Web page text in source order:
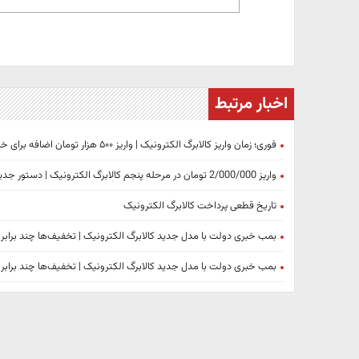
اخبار مرتبط
فوری؛ زمان واریز کالابرگ الکترونیک | واریز ۵۰۰ هزار تومان اضافه برای خانوارهای کم‌درآمد
واریز 2/000/000 تومان در مرحله پنجم کالابرگ الکترونیک | دستور جدید پزشکیان در حوزه معیشت
تاریخ قطعی پرداخت کالابرگ الکترونیک
بمب خبری دولت با مدل جدید کالابرگ الکترونیک | تخفیف‌ها چند
بمب خبری دولت با مدل جدید کالابرگ الکترونیک | تخفیف‌ها چند